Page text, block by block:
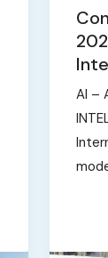
AI –